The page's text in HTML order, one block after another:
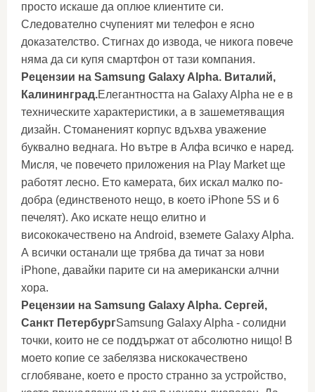
просто искаше да оплюе клиентите си.
Следователно счупеният ми телефон е ясно
доказателство. Стигнах до извода, че никога повече
няма да си купя смартфон от тази компания.
Рецензии на Samsung Galaxy Alpha. Виталий,
Калининград.Елегантността на Galaxy Alpha не е в
техническите характеристики, а в зашеметяващия
дизайн. Стоманеният корпус вдъхва уважение
буквално веднага. Но вътре в Алфа всичко е наред.
Мисля, че повечето приложения на Play Market ще
работят лесно. Ето камерата, бих искал малко по-
добра (единственото нещо, в което iPhone 5S и 6
печелят). Ако искате нещо елитно и
висококачествено на Android, вземете Galaxy Alpha.
А всички останали ще трябва да тичат за нови
iPhone, давайки парите си на американски алчни
хора.
Рецензии на Samsung Galaxy Alpha. Сергей,
Санкт ПетербургSamsung Galaxy Alpha - солидни
точки, които не се поддържат от абсолютно нищо! В
моето копие се забелязва нискокачествено
сглобяване, което е просто странно за устройство,